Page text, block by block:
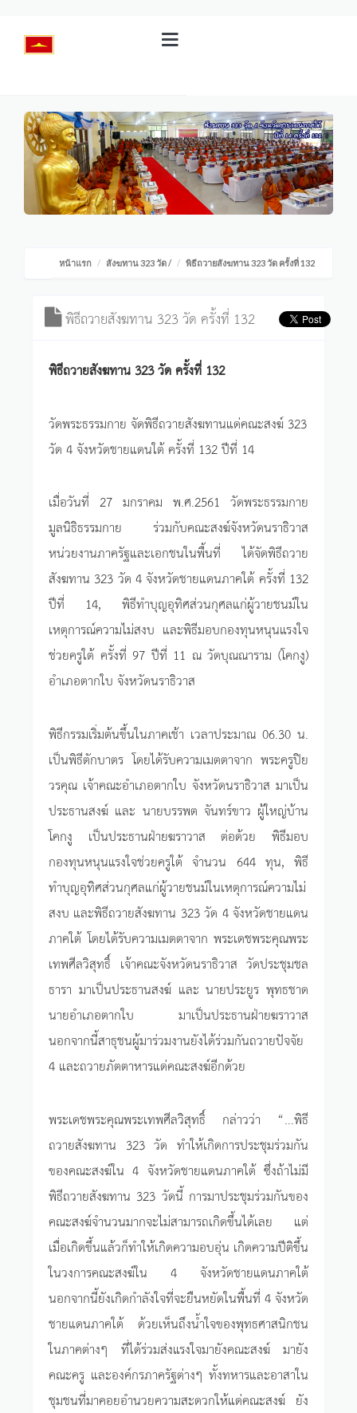
หน้าแรก สังฆทาน 323 วัด/ พิธีถวายสังฆทาน 323 วัด ครั้งที่ 132
พิธีถวายสังฆทาน 323 วัด ครั้งที่ 132
พิธีถวายสังฆทาน 323 วัด ครั้งที่ 132
วัดพระธรรมกาย จัดพิธีถวายสังฆทานแด่คณะสงฆ์ 323
วัด 4 จังหวัดชายแดนใต้ ครั้งที่ 132 ปีที่ 14
เมื่อวันที่ 27 มกราคม พ.ศ.2561 วัดพระธรรมกาย
มูลนิธิธรรมกาย ร่วมกับคณะสงฆ์จังหวัดนราธิวาส
หน่วยงานภาครัฐและเอกชนในพื้นที่ ได้จัดพิธีถวาย
สังฆทาน 323 วัด 4 จังหวัดชายแดนภาคใต้ ครั้งที่ 132
ปีที่ 14, พิธีทำบุญอุทิศส่วนกุศลแก่ผู้วายชนม์ใน
เหตุการณ์ความไม่สงบ และพิธีมอบกองทุนหนุนแรงใจ
ช่วยครูใต้ ครั้งที่ 97 ปีที่ 11 ณ วัดบุณณาราม (โคกงู)
อำเภอตากใบ จังหวัดนราธิวาส
พิธีกรรมเริ่มต้นขึ้นในภาคเช้า เวลาประมาณ 06.30 น.
เป็นพิธีตักบาตร โดยได้รับความเมตตาจาก พระครูปิย
วรคุณ เจ้าคณะอำเภอตากใบ จังหวัดนราธิวาส มาเป็น
ประธานสงฆ์ และ นายบรรพต จันทร์ขาว ผู้ใหญ่บ้าน
โคกงู เป็นประธานฝ่ายฆราวาส ต่อด้วย พิธีมอบ
กองทุนหนุนแรงใจช่วยครูใต้ จำนวน 644 ทุน, พิธี
ทำบุญอุทิศส่วนกุศลแก่ผู้วายชนม์ในเหตุการณ์ความไม่
สงบ และพิธีถวายสังฆทาน 323 วัด 4 จังหวัดชายแดน
ภาคใต้ โดยได้รับความเมตตาจาก พระเดชพระคุณพระ
เทพศีลวิสุทธิ์ เจ้าคณะจังหวัดนราธิวาส วัดประชุมชล
ธารา มาเป็นประธานสงฆ์ และ นายประยูร พุทธชาด
นายอำเภอตากใบ มาเป็นประธานฝ่ายฆราวาส
นอกจากนี้สาธุชนผู้มาร่วมงานยังได้ร่วมกันถวายปัจจัย
4 และถวายภัตตาหารแด่คณะสงฆ์อีกด้วย
พระเดชพระคุณพระเทพศีลวิสุทธิ์ กล่าวว่า “...พิธี
ถวายสังฆทาน 323 วัด ทำให้เกิดการประชุมร่วมกัน
ของคณะสงฆ์ใน 4 จังหวัดชายแดนภาคใต้ ซึ่งถ้าไม่มี
พิธีถวายสังฆทาน 323 วัดนี้ การมาประชุมร่วมกันของ
คณะสงฆ์จำนวนมากจะไม่สามารถเกิดขึ้นได้เลย แต่
เมื่อเกิดขึ้นแล้วก็ทำให้เกิดความอบอุ่น เกิดความปีติขึ้น
ในวงการคณะสงฆ์ใน 4 จังหวัดชายแดนภาคใต้
นอกจากนี้ยังเกิดกำลังใจที่จะยืนหยัดในพื้นที่ 4 จังหวัด
ชายแดนภาคใต้ ด้วยเห็นถึงน้ำใจของพุทธศาสนิกชน
ในภาคต่างๆ ที่ได้ร่วมส่งแรงใจมายังคณะสงฆ์ มายัง
คณะครู และองค์กรภาครัฐต่างๆ ทั้งทหารและอาสาใน
ชุมชนที่มาคอยอำนวยความสะดวกให้แด่คณะสงฆ์ ยัง